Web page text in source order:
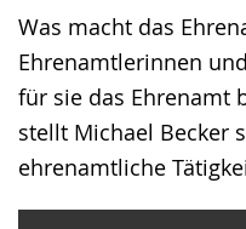
Was macht das
Ehrenamtlerinnen
für sie das Ehrenamt
stellt Michael Becker
ehrenamtliche
angezeigt.